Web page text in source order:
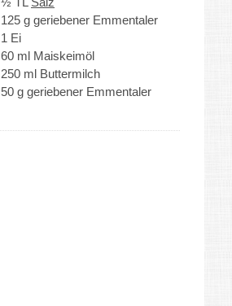
125 g geriebener Emmentaler
1 Ei
60 ml Maiskeimöl
250 ml Buttermilch
50 g geriebener Emmentaler